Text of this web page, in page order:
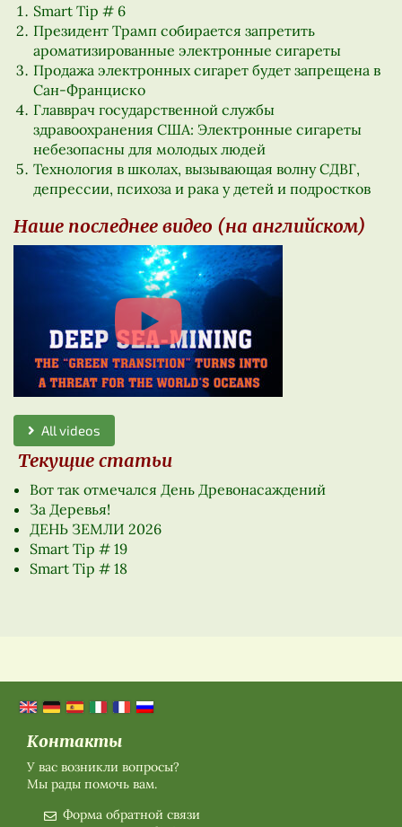
Smart Tip # 6
Президент Трамп собирается запретить
ароматизированные электронные сигареты
Продажа электронных сигарет будет запрещена в
Сан-Франциско
Главврач государственной службы
здравоохранения США: Электронные сигареты
небезопасны для молодых людей
Технология в школах, вызывающая волну СДВГ,
депрессии, психоза и рака у детей и подростков
Наше последнее видео (на английском)
All videos
Текущие статьи
Вот так отмечался День Древонасаждений
За Деревья!
ДЕНЬ ЗЕМЛИ 2026
Smart Tip # 19
Smart Tip # 18
Контакты
У вас возникли вопросы?
Мы рады помочь вам.
Форма обратной связи